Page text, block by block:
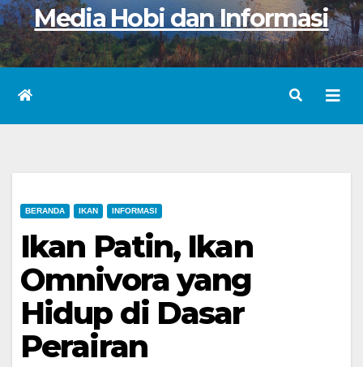
Media Hobi dan Informasi
BERANDA IKAN INFORMASI
Ikan Patin, Ikan
Omnivora yang
Hidup di Dasar
Perairan